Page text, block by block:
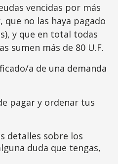
vencidas por más
que no las haya pagado
y que en total todas
sumen más de 80 U.F.
a de una demanda
pagar y ordenar tus
detalles sobre los
duda que tengas,